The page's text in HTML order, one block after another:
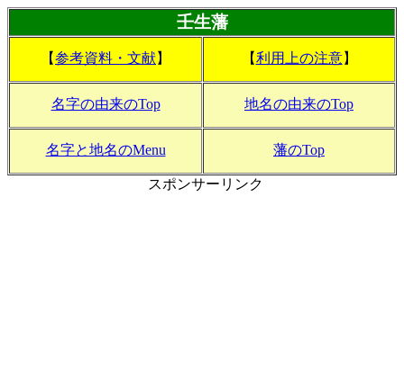
壬生藩
【参考資料・文献】 【利用上の注意】
名字の由来のTop 地名の由来のTop
名字と地名のMenu 藩のTop
スポンサーリンク